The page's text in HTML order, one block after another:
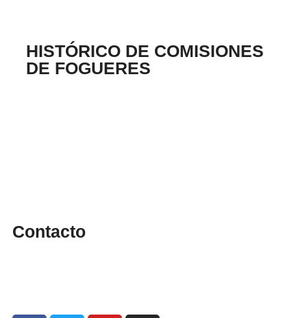
HISTÓRICO DE COMISIONES
DE FOGUERES
Contacto